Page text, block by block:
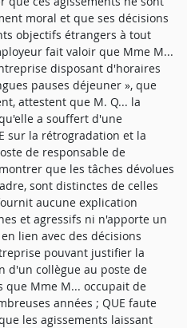
moral et que ses décisions
objectifs étrangers à tout
fait valoir que Mme M...
disposant d'horaires
pauses déjeuner », que
attestent que M. Q... la
a souffert d'une
sur la rétrogradation et la
de responsable de
que les tâches dévolues
sont distinctes de celles
aucune explication
et agressifs ni n'apporte un
lien avec des décisions
pouvant justifier la
d'un collègue au poste de
que Mme M... occupait de
années ; QUE faute
les agissements laissant